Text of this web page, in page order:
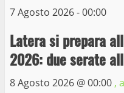
7 Agosto 2026 - 00:00
Latera si prepara
2026: due serate
8 Agosto 2026 @00:00 ,
6
giugno
15